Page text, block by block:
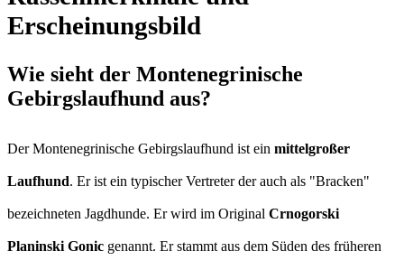
Erscheinungsbild
Wie sieht der Montenegrinische
Gebirgslaufhund aus?
Der Montenegrinische Gebirgslaufhund ist ein mittelgroßer
Laufhund. Er ist ein typischer Vertreter der auch als "Bracken"
bezeichneten Jagdhunde. Er wird im Original Crnogorski
Planinski Gonic genannt. Er stammt aus dem Süden des früheren